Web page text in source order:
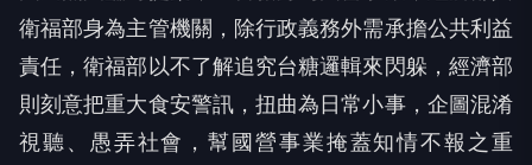
衛福部身為主管機關，除行政義務外需承擔公共利益
責任，衛福部以不了解追究台糖邏輯來閃躲，經濟部
則刻意把重大食安警訊，扭曲為日常小事，企圖混淆
視聽、愚弄社會，幫國營事業掩蓋知情不報之重